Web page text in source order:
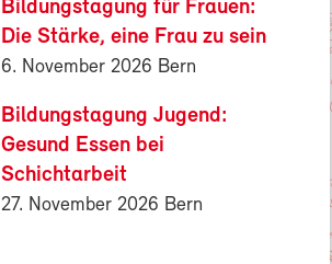
Bildungstagung für Frauen:
Die Stärke, eine Frau zu sein
6. November 2026 Bern
Bildungstagung Jugend:
Gesund Essen bei
Schichtarbeit
27. November 2026 Bern